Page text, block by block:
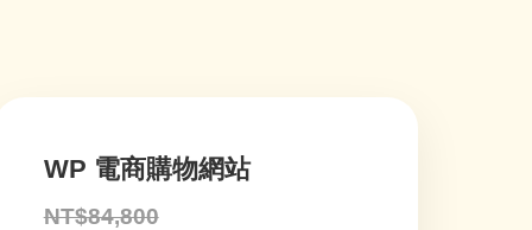
WP 電商購物網站
NT$84,800